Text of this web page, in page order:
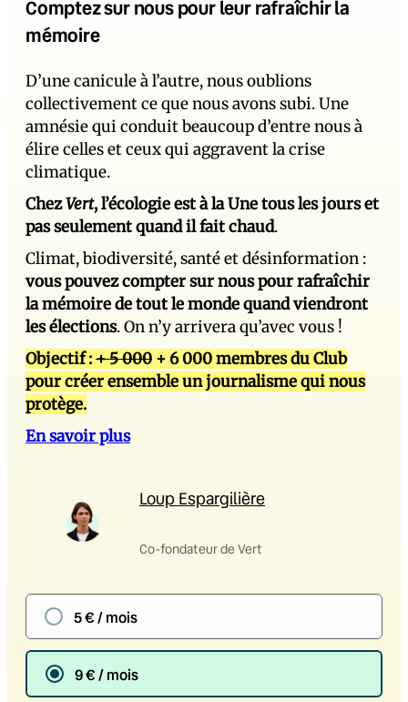
Comptez sur nous pour leur rafraîchir la
mémoire
D’une canicule à l’autre, nous oublions
collectivement ce que nous avons subi. Une
amnésie qui conduit beaucoup d’entre nous à
élire celles et ceux qui aggravent la crise
climatique.
ChezVert, l’écologie est à la Une tous les jours et
pas seulement quand il fait chaud.
Climat, biodiversité, santé et désinformation :
vous pouvez compter sur nous pour rafraîchir
la mémoire de tout le monde quand viendront
les élections. On n’y arrivera qu’avec vous !
Objectif :+ 5 000 + 6 000 membres du Club
pour créer ensemble un journalisme qui nous
protège.
En savoir plus
Loup Espargilière
Co-fondateur de Vert
5 € / mois
9 € / mois